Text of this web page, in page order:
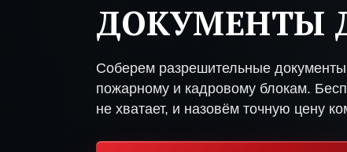
ДОКУМЕНТЫ
Соберем разрешительные
пожарному и кадровому блокам.
не хватает, и назовём точную цену